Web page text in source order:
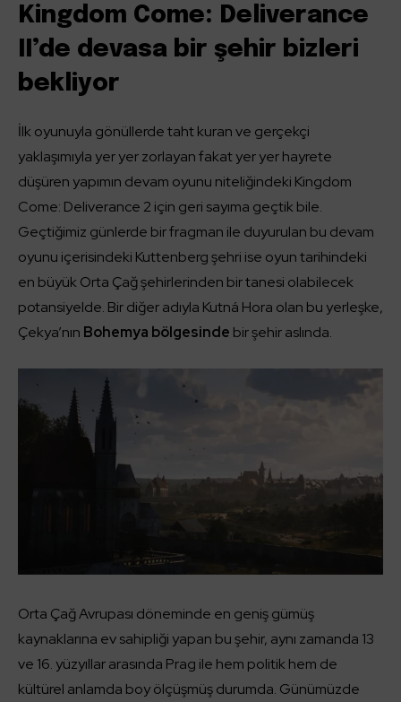
Kingdom Come: Deliverance
II’de devasa bir şehir bizleri
bekliyor
İlk oyunuyla gönüllerde taht kuran ve gerçekçi
yaklaşımıyla yer yer zorlayan fakat yer yer hayrete
düşüren yapımın devam oyunu niteliğindeki Kingdom
Come: Deliverance 2 için geri sayıma geçtik bile.
Geçtiğimiz günlerde bir fragman ile duyurulan bu devam
oyunu içerisindeki Kuttenberg şehri ise oyun tarihindeki
en büyük Orta Çağ şehirlerinden bir tanesi olabilecek
potansiyelde. Bir diğer adıyla Kutná Hora olan bu yerleşke,
Çekya’nın Bohemya bölgesinde bir şehir aslında.
Orta Çağ Avrupası döneminde en geniş gümüş
kaynaklarına ev sahipliği yapan bu şehir, aynı zamanda 13
ve 16. yüzyıllar arasında Prag ile hem politik hem de
kültürel anlamda boy ölçüşmüş durumda. Günümüzde